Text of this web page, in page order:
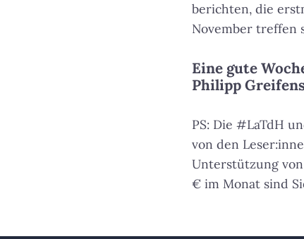
berichten, die
November treffen
Eine gute
Philipp
PS: Die #LaTdH
von den
Unterstützung
€ im Monat sind